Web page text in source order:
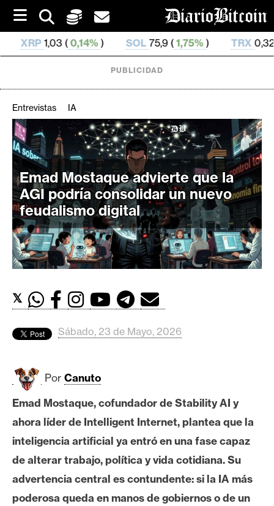
i
t
o
SOL 75,9 (1,75% TRX 0,329 863 ( 0,75%)
C
r
i
p
o
M
e
r
d
s
B
i
t
c
o
i
PUBLICIDAD
Entrevistas IA
Emad Mostaque advierte que la
AGI podría consolidar un nuevo
feudalismo digital
𝕏
Sábado, 23 de Mayo, 2026
Por Canuto
Emad Mostaque, cofundador de Stability AI y
ahora líder de Intelligent Internet, plantea que la
inteligencia artificial ya entró en una fase capaz
de alterar trabajo, política y vida cotidiana. Su
advertencia central es contundente: si la IA más
poderosa queda en manos de gobiernos o de un